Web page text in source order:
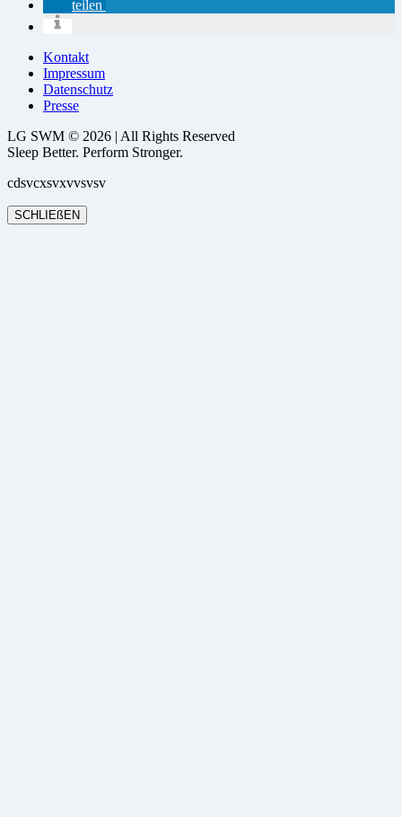
teilen
Kontakt
Impressum
Datenschutz
Presse
LG SWM © 2026 | All Rights Reserved
Sleep Better. Perform Stronger.
cdsvcxsvxvvsvsv
SCHLIEßEN